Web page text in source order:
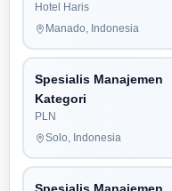
Hotel Haris
Manado, Indonesia
Spesialis Manajemen
Kategori
PLN
Solo, Indonesia